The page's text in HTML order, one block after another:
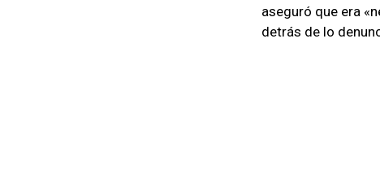
aseguró que era
detrás de lo